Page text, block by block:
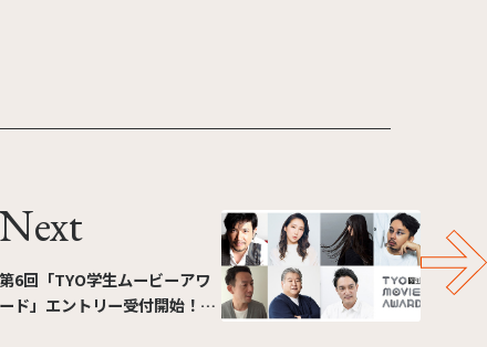
第6回「TYO学生ムービーアワ
ード」エントリー受付開始！～